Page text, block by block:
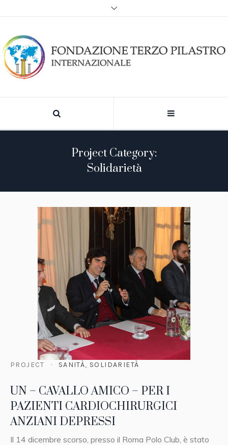
Project Category:
Solidarietà
PROJECT SANITÀ, SOLIDARIETÀ
UN – CAVALLO AMICO – PER I
PAZIENTI CARDIOCHIRURGICI
ANZIANI DEPRESSI
Il 14 dicembre scorso, presso il Roma Polo Club, è stato